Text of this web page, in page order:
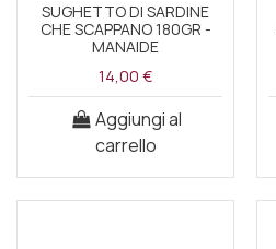
SUGHETTO DI SARDINE
CHE SCAPPANO 180GR -
MANAIDE
14,00 €
Aggiungi al
carrello